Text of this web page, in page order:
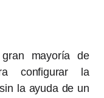
mayoría de
configurar la
la ayuda de un